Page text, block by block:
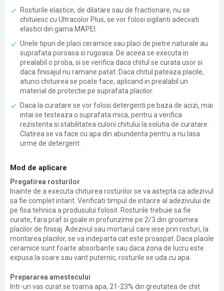
Rosturile elastice, de dilatare sau de fractionare, nu se
chituiesc cu Ultracolor Plus, se vor folosi sigilanti adecvati
elastici din gama MAPEI.
Unele tipuri de placi ceramice sau placi de pietre naturale au
suprafata poroasa si rugoasa. De aceea se executa in
prealabil o proba, si se verifica daca chitul se curata usor si
daca finisajul nu ramane patat. Daca chitul pateaza placile,
atunci chituirea se poate face, aplicand in prealabil un
material de protectie pe suprafata placilor.
Daca la curatare se vor folosi detergenti pe baza de acizi, mai
intai se testeaza o suprafata mica, pentru a verifica
rezistenta si stabilitatea culorii chitului la solutia de curatare.
Clatirea se va face cu apa din abundenta pentru a nu lasa
urme de detergent.
Mod de aplicare
Pregatirea rosturilor
Inainte de a executa chituirea rosturilor se va astepta ca adezivul
sa fie complet intarit. Verificati timpul de intarire al adezivului de
pe fisa tehnica a produsului folosit. Rosturile trebuie sa fie
curate, fara praf si goale in profunzime pe 2/3 din grosimea
placilor de finisaj. Adezivul sau mortarul care iese prin rosturi, la
montarea placilor, se va indeparta cat este proaspat. Daca placile
ceramice sunt foarte absorbante sau daca zona de lucru este
expusa la soare sau vant puternic, rosturile se uda cu apa.
Prepararea amestecului
Intr-un vas curat se toarna apa, 21-23% din greutatea de chit